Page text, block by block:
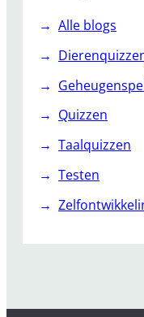
Alle blogs
Quizzen
Taalquizzen
Testen